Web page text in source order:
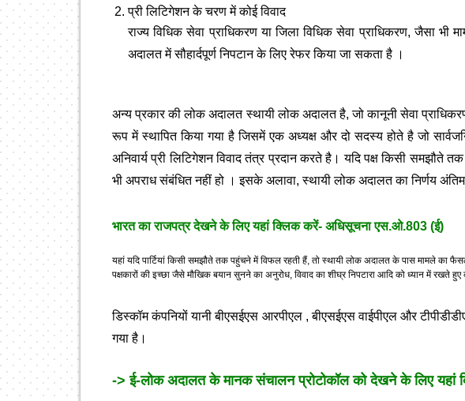
प्री लिटिगेशन के चरण में कोई विवाद
राज्य विधिक सेवा प्राधिकरण या जिला विधिक सेवा प्राधिकरण, जैसा
अदालत में सौहार्दपूर्ण निपटान के लिए रेफर किया जा सकता है ।
अन्य प्रकार की लोक अदालत स्थायी लोक अदालत है, जो कानूनी सेवा
रूप में स्थापित किया गया है जिसमें एक अध्यक्ष और दो सदस्य होते है जो
अनिवार्य प्री लिटिगेशन विवाद तंत्र प्रदान करते है। यदि पक्ष किसी
भी अपराध संबंधित नहीं हो । इसके अलावा, स्थायी लोक अदालत का निर्णय
भारत का राजपत्र देखने के लिए यहां क्लिक करें- अधिसूचना एस.ओ.803 (ई)
यहां यदि पार्टियां किसी समझौते तक पहुंचने में विफल रहती हैं, तो स्थायी लोक अदालत के पास मामले का
पक्षकारों की इच्छा जैसे मौखिक बयान सुनने का अनुरोध, विवाद का शीघ्र निपटारा आदि को ध्यान में रखते
डिस्कॉम कंपनियों यानी बीएसईएस आरपीएल , बीएसईएस वाईपीएल और
गया है।
-> ई-लोक अदालत के मानक संचालन प्रोटोकॉल को देखने के लिए यहां